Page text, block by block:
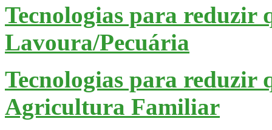
Tecnologias para reduzir
Lavoura/Pecuária
Tecnologias para reduzir
Agricultura Familiar